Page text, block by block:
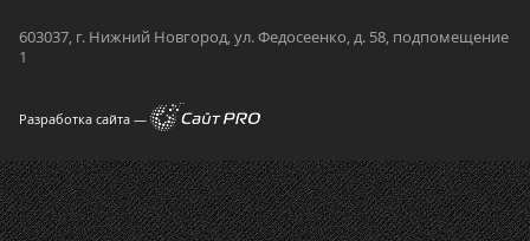
603037, г. Нижний Новгород, ул. Федосеенко, д. 58, подпомещение
1
Разработка сайта —